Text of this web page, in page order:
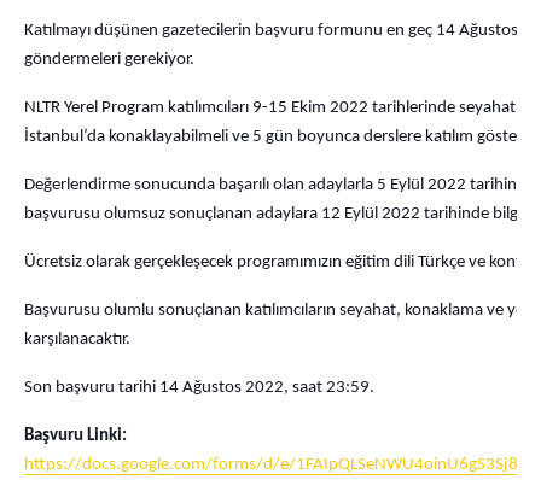
Katılmayı düşünen gazetecilerin başvuru formunu en geç 14 Ağustos
göndermeleri gerekiyor.
NLTR Yerel Program katılımcıları 9-15 Ekim 2022 tarihlerinde seyahat
İstanbul’da konaklayabilmeli ve 5 gün boyunca derslere katılım
Değerlendirme sonucunda başarılı olan adaylarla 5 Eylül 2022
başvurusu olumsuz sonuçlanan adaylara 12 Eylül 2022 tarihinde bilgi
Ücretsiz olarak gerçekleşecek programımızın eğitim dili Türkçe ve
Başvurusu olumlu sonuçlanan katılımcıların seyahat, konaklama ve
karşılanacaktır.
Son başvuru tarihi 14 Ağustos 2022, saat 23:59.
Başvuru Linki:
https://docs.google.com/forms/d/e/